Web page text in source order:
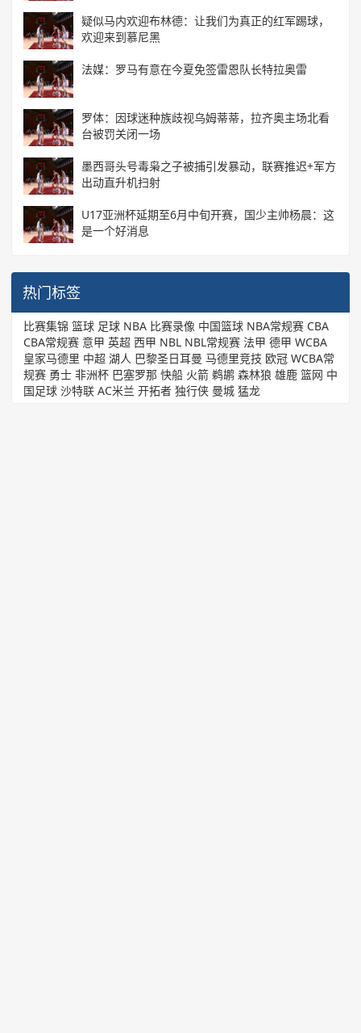
疑似马内欢迎布林德：让我们为真正的红军踢球，
欢迎来到慕尼黑
法媒：罗马有意在今夏免签雷恩队长特拉奥雷
罗体：因球迷种族歧视乌姆蒂蒂，拉齐奥主场北看
台被罚关闭一场
墨西哥头号毒枭之子被捕引发暴动，联赛推迟+军方
出动直升机扫射
U17亚洲杯延期至6月中旬开赛，国少主帅杨晨：这
是一个好消息
热门标签
比赛集锦 篮球 足球 NBA 比赛录像 中国篮球 NBA常规赛 CBA
CBA常规赛 意甲 英超 西甲 NBL NBL常规赛 法甲 德甲 WCBA
皇家马德里 中超 湖人 巴黎圣日耳曼 马德里竞技 欧冠 WCBA常
规赛 勇士 非洲杯 巴塞罗那 快船 火箭 鹈鹕 森林狼 雄鹿 篮网 中
国足球 沙特联 AC米兰 开拓者 独行侠 曼城 猛龙